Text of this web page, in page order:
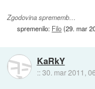
Zgodovina sprememb…
spremenilo: Filo(29. mar
KaRkY
::30. mar 2011,